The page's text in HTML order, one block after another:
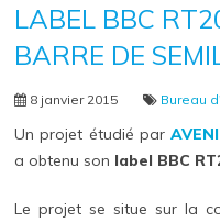
LABEL BBC
BARRE DE
8 janvier 2015 Bureau
Un projet étudié par
a obtenu son label BBC
Le projet se situe sur la